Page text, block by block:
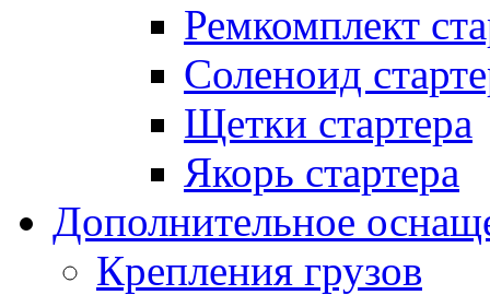
Ремкомплект
Соленоид
Щетки стартера
Якорь стартера
Дополнительное
Крепления грузов